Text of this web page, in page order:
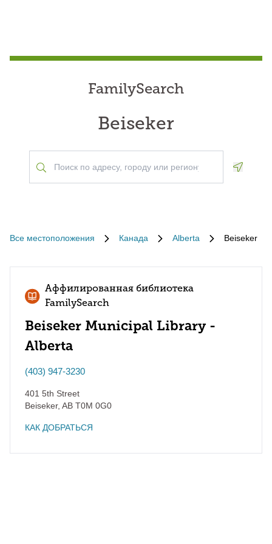
FamilySearch
Beiseker
Все местоположения Канада Alberta Beiseker
Аффилированная библиотека
FamilySearch
Beiseker Municipal Library -
Alberta
(403) 947-3230
401 5th Street
Beiseker, AB T0M 0G0
КАК ДОБРАТЬСЯ